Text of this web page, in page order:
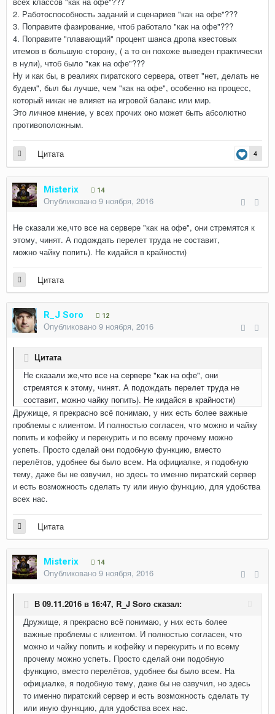
2. Работоспособность заданий и сценариев "как на офе"???
3. Поправите фазирование, чтоб работало "как на офе"???
4. Поправите "плавающий" процент шанса дропа квестовых
итемов в большую сторону, ( а то он похоже выведен практически
в нули), чтоб было "как на офе"???
Ну и как бы, в реалиях пиратского сервера, ответ "нет, делать не
будем", был бы лучше, чем "как на офе", особенно на процесс,
который никак не влияет на игровой баланс или мир.
Это личное мнение, у всех прочих оно может быть абсолютно
противоположным.
4
Цитата
Misterix 14
Опубликовано 9 ноября, 2016
Не сказали же,что все на сервере "как на офе", они стремятся к
этому, чинят. А подождать перелет труда не составит,
можно чайку попить). Не кидайся в крайности)
Цитата
R_J Soro 12
Опубликовано 9 ноября, 2016
Цитата
Не сказали же,что все на сервере "как на офе", они
стремятся к этому, чинят. А подождать перелет труда не
составит, можно чайку попить). Не кидайся в крайности)
Дружище, я прекрасно всё понимаю, у них есть более важные
проблемы с клиентом. И полностью согласен, что можно и чайку
попить и кофейку и перекурить и по всему прочему можно
успеть. Просто сделай они подобную функцию, вместо
перелётов, удобнее бы было всем. На официалке, я подобную
тему, даже бы не озвучил, но здесь то именно пиратский сервер
и есть возможность сделать ту или иную функцию, для удобства
всех нас.
Цитата
Misterix 14
Опубликовано 9 ноября, 2016
В 09.11.2016 в 16:47, R_J Soro сказал:
Дружище, я прекрасно всё понимаю, у них есть более
важные проблемы с клиентом. И полностью согласен, что
можно и чайку попить и кофейку и перекурить и по всему
прочему можно успеть. Просто сделай они подобную
функцию, вместо перелётов, удобнее бы было всем. На
официалке, я подобную тему, даже бы не озвучил, но здесь
то именно пиратский сервер и есть возможность сделать ту
или иную функцию, для удобства всех нас.